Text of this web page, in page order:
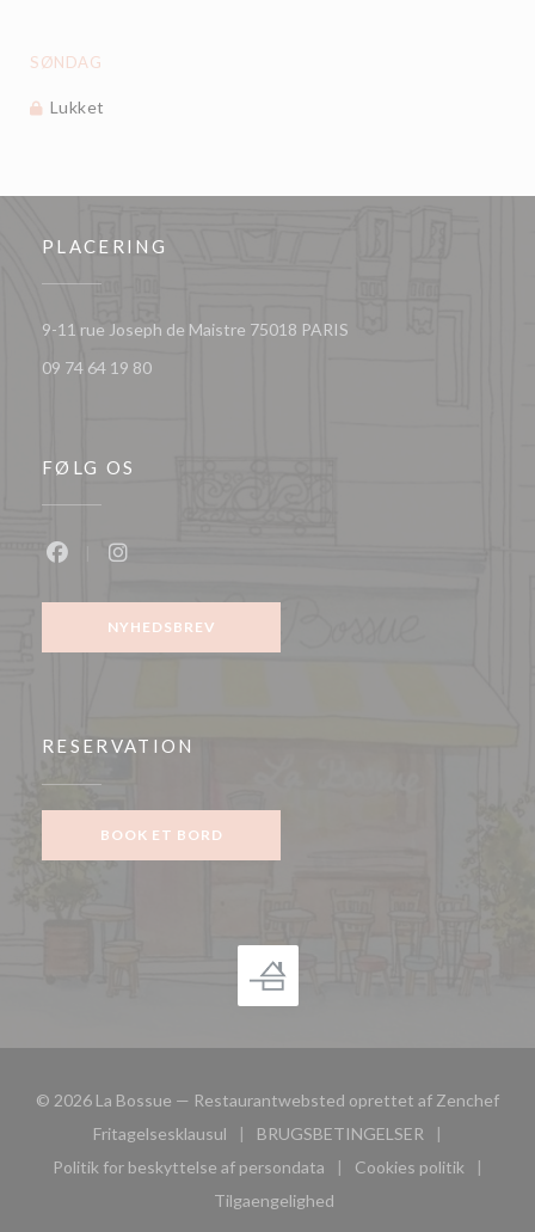
SØNDAG
Lukket
PLACERING
9-11 rue Joseph de Maistre 75018 PARIS
09 74 64 19 80
FØLG OS
NYHEDSBREV
RESERVATION
BOOK ET BORD
© 2026 La Bossue — Restaurantwebsted oprettet af Zenchef
Fritagelsesklausul
((åbner i et nyt vindue))
BRUGSBETINGELSER
((åbner i et nyt vindue))
Politik for beskyttelse af persondata
((åbner i et nyt vindue))
Cookies politik
((åbner i et
Tilgaengelighed
((åbner i et nyt vindue))